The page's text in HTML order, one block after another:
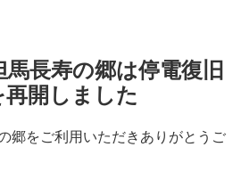
馬長寿の郷は停電復旧
開しました
ご利用いただきありがとうご